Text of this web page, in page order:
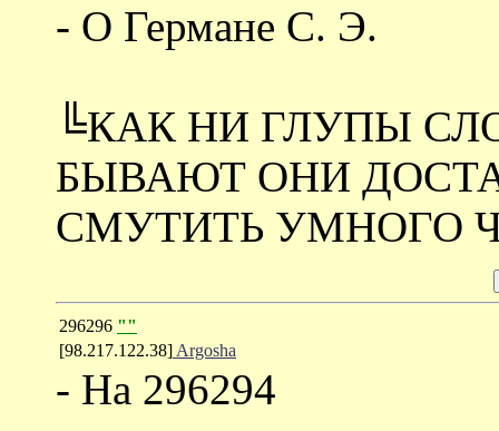
- О Германе С. Э.
╚КАК НИ ГЛУПЫ
БЫВАЮТ ОНИ
СМУТИТЬ УМНОГО
296296 ""
[98.217.122.38] Argosha
- На 296294